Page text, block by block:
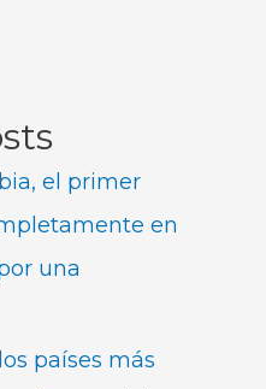
el primer
en
una
países más